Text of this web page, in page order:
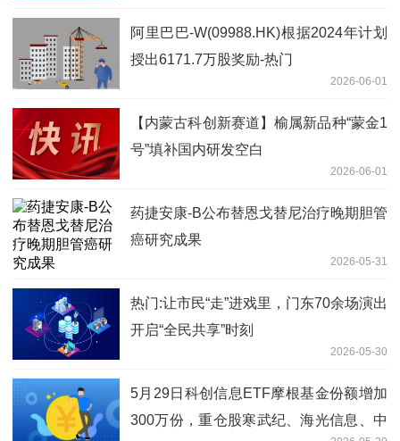
阿里巴巴-W(09988.HK)根据2024年计划
授出6171.7万股奖励-热门
2026-06-01
【内蒙古科创新赛道】榆属新品种“蒙金1
号”填补国内研发空白
2026-06-01
药捷安康-B公布替恩戈替尼治疗晚期胆管
癌研究成果
2026-05-31
热门:让市民“走”进戏里，门东70余场演出
开启“全民共享”时刻
2026-05-30
5月29日科创信息ETF摩根基金份额增加
300万份，重仓股寒武纪、海光信息、中